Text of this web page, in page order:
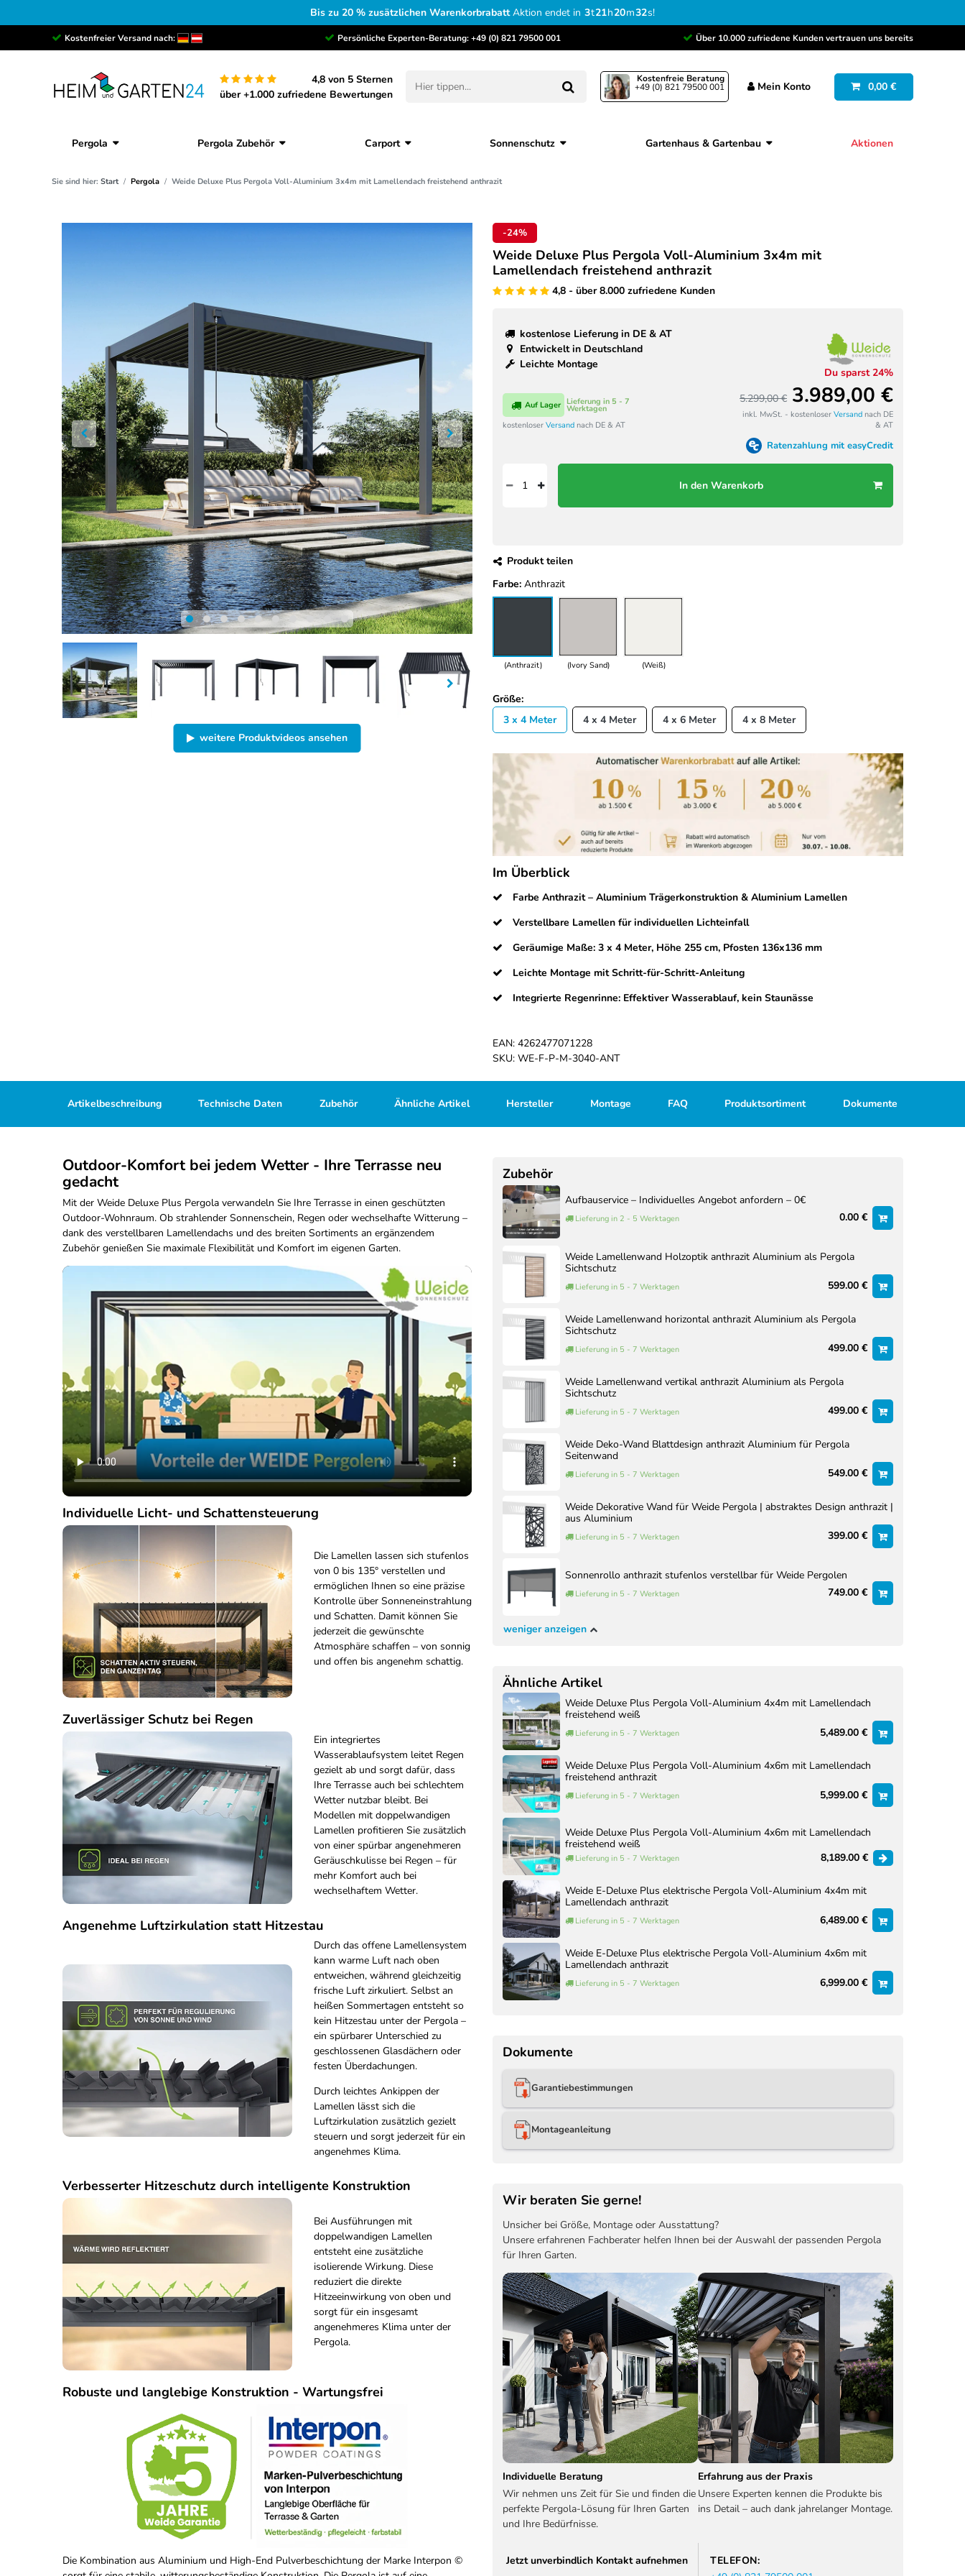
Bis zu 20 % zusätzlichen WarenkorbrabattAktion endet in 3t21h20m31s!
Kostenfreier Versand nach: Persönliche Experten-Beratung:+49 (0) 821 79500 001 Über 10.000 zufriedene Kunden vertrauen uns bereits
4,8 von 5 Sternen
über +1.000 zufriedene Bewertungen
Kostenfreie Beratung
+49 (0) 821 79500 001 Mein Konto 0,00 €
Pergola Pergola Zubehör Carport Sonnenschutz Gartenhaus & Gartenbau Aktionen
Sie sind hier: Start Pergola Weide Deluxe Plus Pergola Voll-Aluminium 3x4m mit Lamellendach freistehend anthrazit
weitere Produktvideos ansehen
-24%
Weide Deluxe Plus Pergola Voll-Aluminium 3x4m mit
Lamellendach freistehend anthrazit
4,8 - über 8.000 zufriedene Kunden
kostenlose Lieferung in DE & AT
Entwickelt in Deutschland
Leichte Montage
Lieferung in 5 - 7
Werktagen
Auf Lager
kostenloser Versand nach DE & AT
Du sparst 24%
5.299,00 € 3.989,00 €
inkl. MwSt. - kostenloser Versand nach DE
& AT
Ratenzahlung mit easyCredit
In den Warenkorb
Produkt teilen
Farbe: Anthrazit
(Anthrazit) (Ivory Sand) (Weiß)
Größe:
3 x 4 Meter
4 x 4 Meter 4 x 6 Meter 4 x 8 Meter
Im Überblick
Farbe Anthrazit – Aluminium Trägerkonstruktion & Aluminium Lamellen
Verstellbare Lamellen für individuellen Lichteinfall
Geräumige Maße: 3 x 4 Meter, Höhe 255 cm, Pfosten 136x136 mm
Leichte Montage mit Schritt-für-Schritt-Anleitung
Integrierte Regenrinne: Effektiver Wasserablauf, kein Staunässe
EAN: 4262477071228
SKU: WE-F-P-M-3040-ANT
Artikelbeschreibung Technische Daten Zubehör Ähnliche Artikel Hersteller Montage FAQ Produktsortiment Dokumente
Outdoor-Komfort bei jedem Wetter - Ihre Terrasse neu
gedacht
Mit der Weide Deluxe Plus Pergola verwandeln Sie Ihre Terrasse in einen geschützten
Outdoor-Wohnraum. Ob strahlender Sonnenschein, Regen oder wechselhafte Witterung –
dank des verstellbaren Lamellendachs und des breiten Sortiments an ergänzendem
Zubehör genießen Sie maximale Flexibilität und Komfort im eigenen Garten.
Individuelle Licht- und Schattensteuerung
Die Lamellen lassen sich stufenlos
von 0 bis 135° verstellen und
ermöglichen Ihnen so eine präzise
Kontrolle über Sonneneinstrahlung
und Schatten. Damit können Sie
jederzeit die gewünschte
Atmosphäre schaffen – von sonnig
und offen bis angenehm schattig.
Zuverlässiger Schutz bei Regen
Ein integriertes
Wasserablaufsystem leitet Regen
gezielt ab und sorgt dafür, dass
Ihre Terrasse auch bei schlechtem
Wetter nutzbar bleibt. Bei
Modellen mit doppelwandigen
Lamellen profitieren Sie zusätzlich
von einer spürbar angenehmeren
Geräuschkulisse bei Regen – für
mehr Komfort auch bei
wechselhaftem Wetter.
Angenehme Luftzirkulation statt Hitzestau
Durch das offene Lamellensystem
kann warme Luft nach oben
entweichen, während gleichzeitig
frische Luft zirkuliert. Selbst an
heißen Sommertagen entsteht so
kein Hitzestau unter der Pergola –
ein spürbarer Unterschied zu
geschlossenen Glasdächern oder
festen Überdachungen.
Durch leichtes Ankippen der
Lamellen lässt sich die
Luftzirkulation zusätzlich gezielt
steuern und sorgt jederzeit für ein
angenehmes Klima.
Verbesserter Hitzeschutz durch intelligente Konstruktion
Bei Ausführungen mit
doppelwandigen Lamellen
entsteht eine zusätzliche
isolierende Wirkung. Diese
reduziert die direkte
Hitzeeinwirkung von oben und
sorgt für ein insgesamt
angenehmeres Klima unter der
Pergola.
Robuste und langlebige Konstruktion - Wartungsfrei
Die Kombination aus Aluminium und High-End Pulverbeschichtung der Marke Interpon ©
Zubehör
Aufbauservice – Individuelles Angebot anfordern – 0€
Lieferung in 2 - 5 Werktagen 0.00 €
Weide Lamellenwand Holzoptik anthrazit Aluminium als Pergola
Sichtschutz
Lieferung in 5 - 7 Werktagen 599.00 €
Weide Lamellenwand horizontal anthrazit Aluminium als Pergola
Sichtschutz
Lieferung in 5 - 7 Werktagen 499.00 €
Weide Lamellenwand vertikal anthrazit Aluminium als Pergola
Sichtschutz
Lieferung in 5 - 7 Werktagen 499.00 €
Weide Deko-Wand Blattdesign anthrazit Aluminium für Pergola
Seitenwand
Lieferung in 5 - 7 Werktagen 549.00 €
Weide Dekorative Wand für Weide Pergola | abstraktes Design anthrazit |
aus Aluminium
Lieferung in 5 - 7 Werktagen 399.00 €
Sonnenrollo anthrazit stufenlos verstellbar für Weide Pergolen
Lieferung in 5 - 7 Werktagen 749.00 €
weniger anzeigen
Ähnliche Artikel
Weide Deluxe Plus Pergola Voll-Aluminium 4x4m mit Lamellendach
freistehend weiß
Lieferung in 5 - 7 Werktagen 5,489.00 €
Weide Deluxe Plus Pergola Voll-Aluminium 4x6m mit Lamellendach
freistehend anthrazit
Lieferung in 5 - 7 Werktagen 5,999.00 €
Weide Deluxe Plus Pergola Voll-Aluminium 4x6m mit Lamellendach
freistehend weiß
Lieferung in 5 - 7 Werktagen 8,189.00 €
Weide E-Deluxe Plus elektrische Pergola Voll-Aluminium 4x4m mit
Lamellendach anthrazit
Lieferung in 5 - 7 Werktagen 6,489.00 €
Weide E-Deluxe Plus elektrische Pergola Voll-Aluminium 4x6m mit
Lamellendach anthrazit
Lieferung in 5 - 7 Werktagen 6,999.00 €
Dokumente
Garantiebestimmungen
Montageanleitung
Wir beraten Sie gerne!
Unsicher bei Größe, Montage oder Ausstattung?
Unsere erfahrenen Fachberater helfen Ihnen bei der Auswahl der passenden Pergola
für Ihren Garten.
Individuelle Beratung
Wir nehmen uns Zeit für Sie und finden die
perfekte Pergola-Lösung für Ihren Garten
und Ihre Bedürfnisse.
Erfahrung aus der Praxis
Unsere Experten kennen die Produkte bis
ins Detail – auch dank jahrelanger Montage.
Jetzt unverbindlich Kontakt aufnehmen
TELEFON: